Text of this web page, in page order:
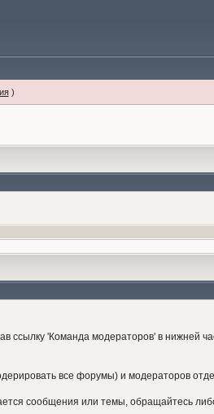
)
ссылку 'Команда модераторов' в нижней
все форумы) и модераторов
сообщения или темы, обращайтесь